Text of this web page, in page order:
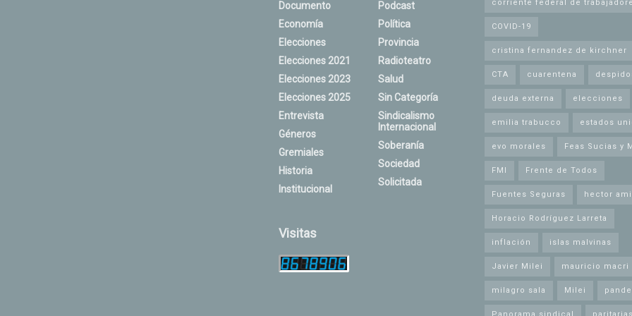
Documento
Economía
Elecciones
Elecciones 2021
Elecciones 2023
Elecciones 2025
Entrevista
Géneros
Gremiales
Historia
Institucional
Podcast
Política
Provincia
Radioteatro
Salud
Sin Categoría
Sindicalismo
Internacional
Soberanía
Sociedad
Solicitada
Visitas
corriente federal de
COVID-19
cristina fernandez de kirchner
CTA cuarentena
deuda externa elecciones
emilia trabucco estados
evo morales Feas Sucias y
FMI Frente de Todos
Fuentes Seguras hector
Horacio Rodríguez Larreta
inflación islas malvinas
Javier Milei mauricio macri
milagro sala Milei
Panorama sindical paritarias